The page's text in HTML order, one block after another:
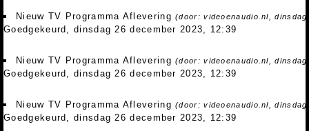
Nieuw TV Programma Aflevering(door: videoenaudio.nl,
Goedgekeurd, dinsdag 26 december 2023, 12:39
Nieuw TV Programma Aflevering(door: videoenaudio.nl,
Goedgekeurd, dinsdag 26 december 2023, 12:39
Nieuw TV Programma Aflevering(door: videoenaudio.nl,
Goedgekeurd, dinsdag 26 december 2023, 12:39